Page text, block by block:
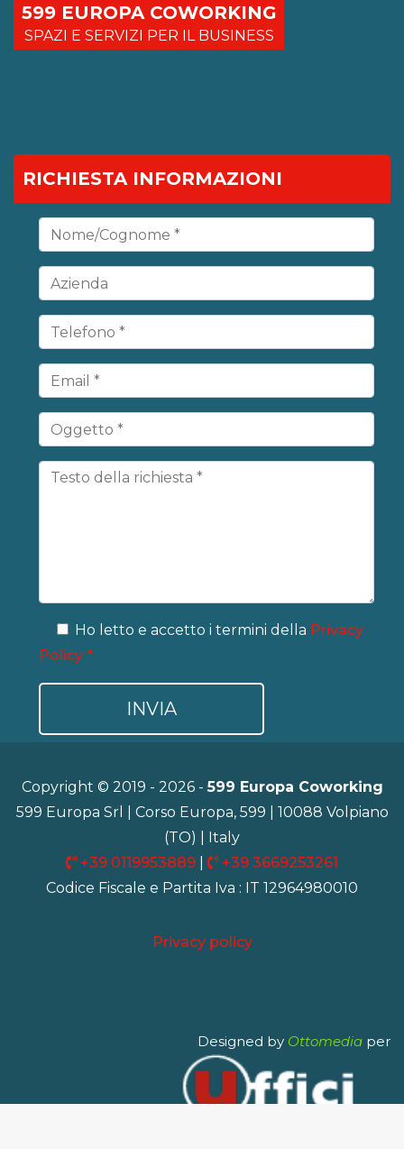
599 EUROPA COWORKING
SPAZI E SERVIZI PER IL BUSINESS
RICHIESTA INFORMAZIONI
Ho letto e accetto i termini della Privacy
Policy *
Copyright © 2019 - 2026 -599 Europa Coworking
599 Europa Srl | Corso Europa, 599 | 10088 Volpiano
(TO) | Italy
+39 0119953889
+39 3669253261
Codice Fiscale e Partita Iva : IT 12964980010
Privacy policy
Designed by Ottomedia per